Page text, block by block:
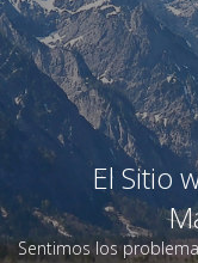
El Sitio
Sentimos los